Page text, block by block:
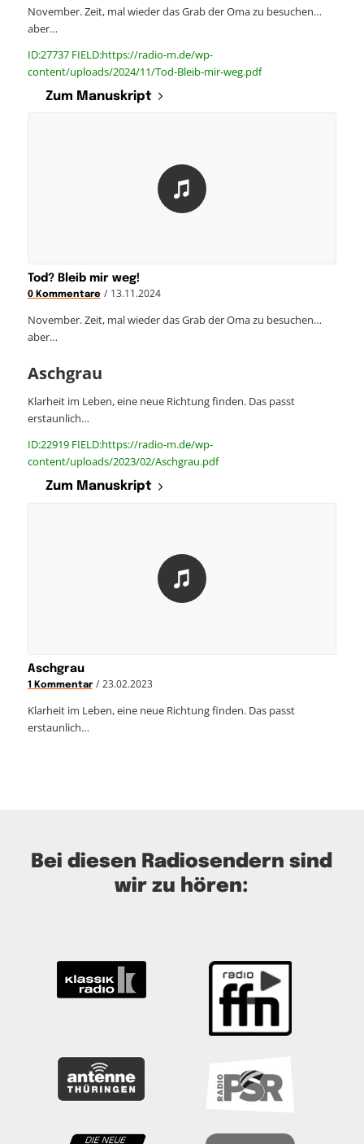
November. Zeit, mal wieder das Grab der Oma zu besuchen…
aber…
ID:27737 FIELD:https://radio-m.de/wp-
content/uploads/2024/11/Tod-Bleib-mir-weg.pdf
Zum Manuskript
Tod? Bleib mir weg!
0 Kommentare / 13.11.2024
November. Zeit, mal wieder das Grab der Oma zu besuchen…
aber…
Aschgrau
Klarheit im Leben, eine neue Richtung finden. Das passt
erstaunlich…
ID:22919 FIELD:https://radio-m.de/wp-
content/uploads/2023/02/Aschgrau.pdf
Zum Manuskript
Aschgrau
1 Kommentar / 23.02.2023
Klarheit im Leben, eine neue Richtung finden. Das passt
erstaunlich…
Bei diesen Radiosendern sind
wir zu hören: